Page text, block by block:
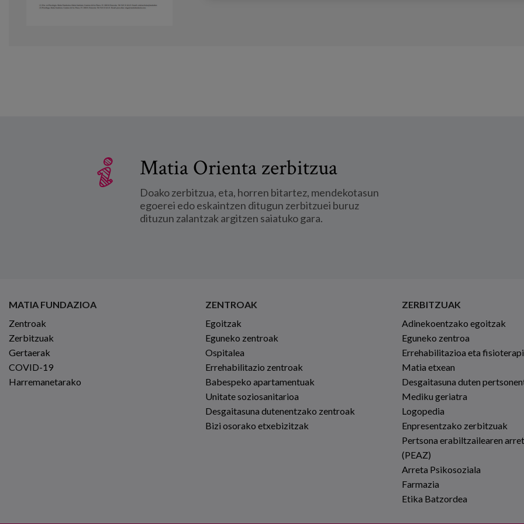
Matia Orienta zerbitzua
Doako zerbitzua, eta, horren bitartez, mendekotasun
egoerei edo eskaintzen ditugun zerbitzuei buruz
dituzun zalantzak argitzen saiatuko gara.
MATIA FUNDAZIOA
Zentroak
Zerbitzuak
Gertaerak
COVID-19
Harremanetarako
ZENTROAK
Egoitzak
Eguneko zentroak
Ospitalea
Errehabilitazio zentroak
Babespeko apartamentuak
Unitate soziosanitarioa
Desgaitasuna dutenentzako zentroak
Bizi osorako etxebizitzak
ZERBITZUAK
Adinekoentzako egoitzak
Eguneko zentroa
Errehabilitazioa eta
Matia etxean
Desgaitasuna duten
Mediku geriatra
Logopedia
Enpresentzako zerbitzuak
Pertsona erabiltzailearen
(PEAZ)
Arreta Psikosoziala
Farmazia
Etika Batzordea